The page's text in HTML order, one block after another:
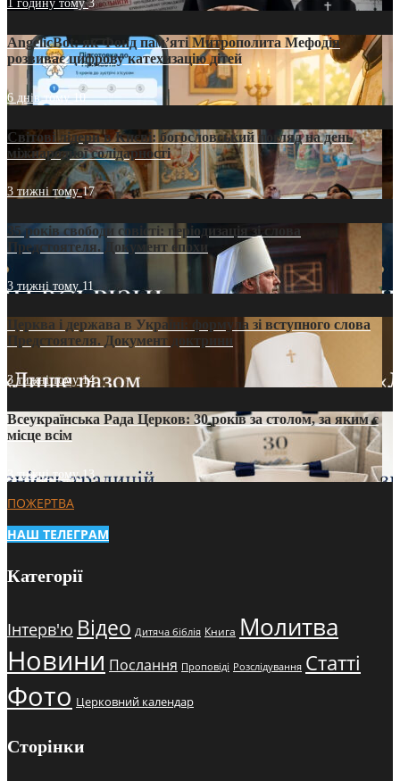
1 годину тому3
AngelicBot: як Фонд пам’яті Митрополита Мефодія
розвиває цифрову катехизацію дітей
6 днів тому10
Світові лідери в Києві: богословський погляд на день
міжнародної солідарності
3 тижні тому17
35 років свободи совісті: періодизація зі слова
Предстоятеля. Документ епохи
3 тижні тому 11
Церква і держава в Україні: формула зі вступного слова
Предстоятеля. Документ доктрини
3 тижні тому14
Всеукраїнська Рада Церков: 30 років за столом, за яким є
місце всім
3 тижні тому13
ПОЖЕРТВА
НАШ ТЕЛЕГРАМ
Категорії
Інтерв'ю Відео Дитяча біблія Книга Молитва
Новини Послання Проповіді Розслідування Статті
Фото Церковний календар
Сторінки